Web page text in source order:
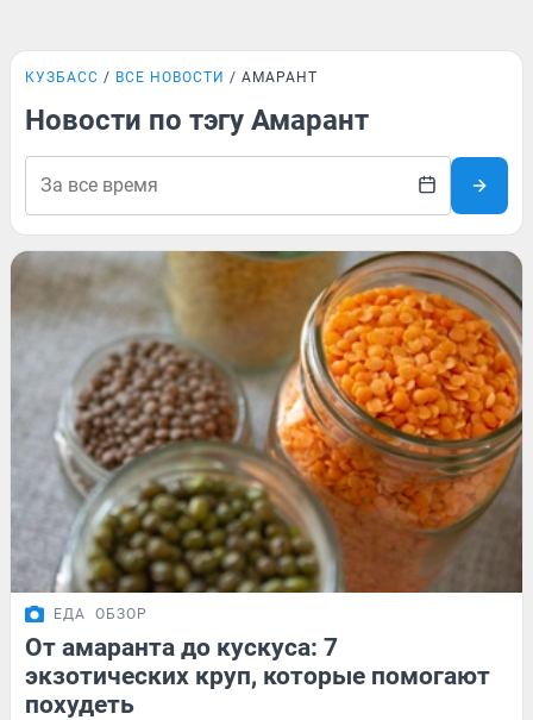
КУЗБАСС ВСЕ НОВОСТИ АМАРАНТ
Новости по тэгу Амарант
ЕДА ОБЗОР
От амаранта до кускуса: 7
экзотических круп, которые помогают
похудеть